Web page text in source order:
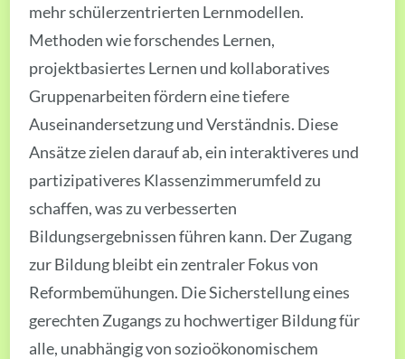
mehr schülerzentrierten Lernmodellen.
Methoden wie forschendes Lernen,
projektbasiertes Lernen und kollaboratives
Gruppenarbeiten fördern eine tiefere
Auseinandersetzung und Verständnis. Diese
Ansätze zielen darauf ab, ein interaktiveres und
partizipativeres Klassenzimmerumfeld zu
schaffen, was zu verbesserten
Bildungsergebnissen führen kann. Der Zugang
zur Bildung bleibt ein zentraler Fokus von
Reformbemühungen. Die Sicherstellung eines
gerechten Zugangs zu hochwertiger Bildung für
alle, unabhängig von sozioökonomischem